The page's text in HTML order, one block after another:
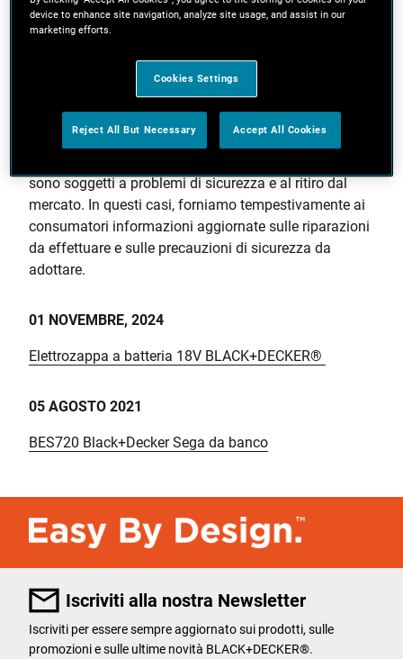
La tua sicurezza è sempre in cima alle
nostre priorità
sono soggetti a problemi di sicurezza e al ritiro dal
mercato. In questi casi, forniamo tempestivamente ai
consumatori informazioni aggiornate sulle riparazioni
da effettuare e sulle precauzioni di sicurezza da
adottare.
01 NOVEMBRE, 2024
Elettrozappa a batteria 18V BLACK+DECKER®
05 AGOSTO 2021
BES720 Black+Decker Sega da banco
Iscriviti alla nostra Newsletter
Iscriviti per essere sempre aggiornato sui prodotti, sulle
promozioni e sulle ultime novità BLACK+DECKER®.
device to enhance site navigation, analyze site usage, and assist in our
marketing efforts.
Cookies Settings
Reject All But Necessary Accept All Cookies